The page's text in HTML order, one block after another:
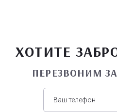
ХОТИТЕ
ПЕРЕЗВОНИМ